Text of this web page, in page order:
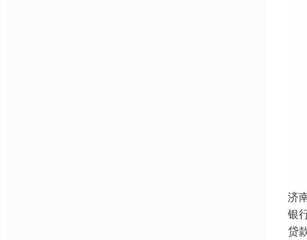
济
银
贷